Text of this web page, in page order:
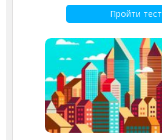
Пройти тест